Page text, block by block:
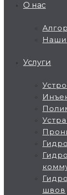
О нас
Наши
Услуги
швов